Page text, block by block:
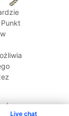
Live chat